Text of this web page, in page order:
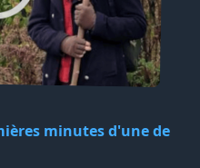
minutes d'une de